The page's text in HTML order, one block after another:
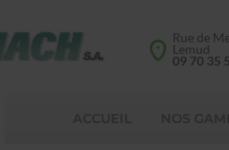
Rue de
Lemud
09 70 35